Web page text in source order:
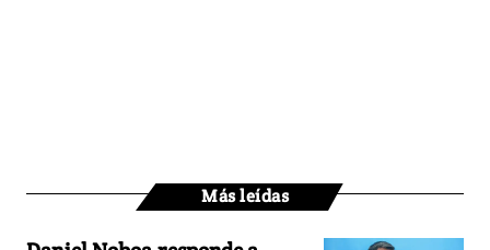
Más leídas